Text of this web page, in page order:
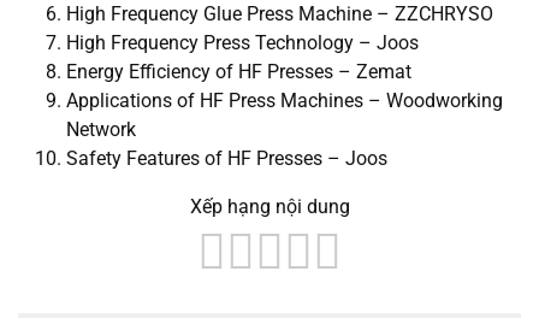
High Frequency Glue Press Machine – ZZCHRYSO
High Frequency Press Technology – Joos
Energy Efficiency of HF Presses – Zemat
Applications of HF Press Machines – Woodworking
Network
Safety Features of HF Presses – Joos
Xếp hạng nội dung